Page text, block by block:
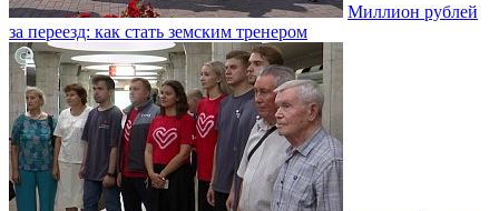
Миллион рублей
за переезд: как стать земским тренером